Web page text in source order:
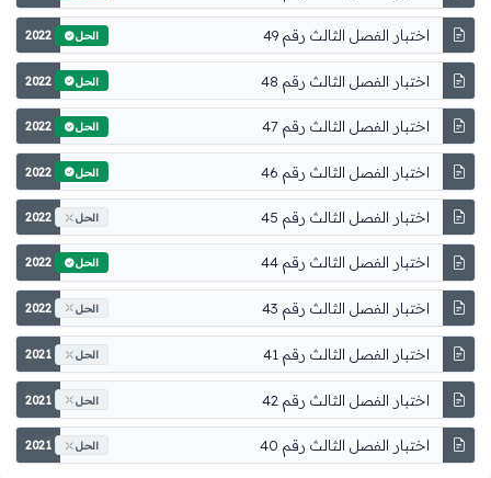
اختبار الفصل الثالث رقم 49 2022 الحل
اختبار الفصل الثالث رقم 48 2022 الحل
اختبار الفصل الثالث رقم 47 2022 الحل
اختبار الفصل الثالث رقم 46 2022 الحل
اختبار الفصل الثالث رقم 45 2022 الحل
اختبار الفصل الثالث رقم 44 2022 الحل
اختبار الفصل الثالث رقم 43 2022 الحل
اختبار الفصل الثالث رقم 41 2021 الحل
اختبار الفصل الثالث رقم 42 2021 الحل
اختبار الفصل الثالث رقم 40 2021 الحل